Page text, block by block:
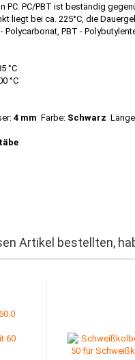
PC. PC/PBT ist beständig
liegt bei ca. 225°C, die
- Polycarbonat, PBT -
°C
°C
4 mm Farbe: Schwarz
Artikel bestellten,